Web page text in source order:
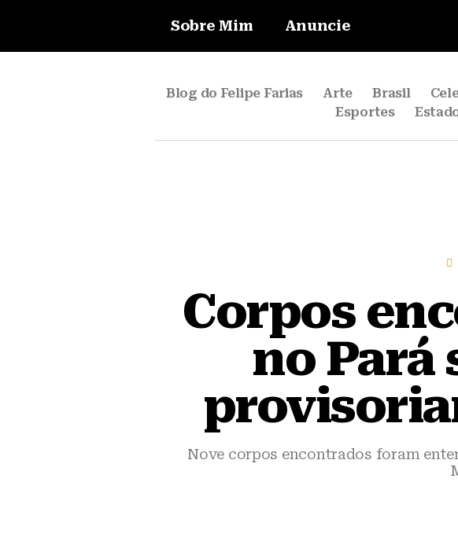
Sobre Mim Anuncie
Blog do Felipe Farias Arte Brasil
Esportes
Corpos
no Pará
Nove corpos encontrados foram